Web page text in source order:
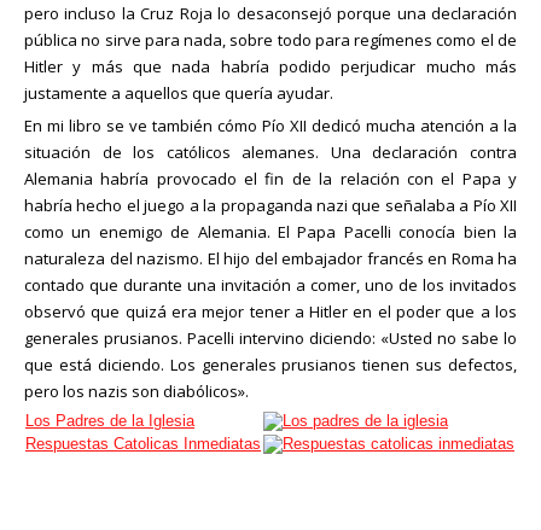
pero incluso la Cruz Roja lo desaconsejó porque una declaración
pública no sirve para nada, sobre todo para regímenes como el de
Hitler y más que nada habría podido perjudicar mucho más
justamente a aquellos que quería ayudar.
En mi libro se ve también cómo Pío XII dedicó mucha atención a la
situación de los católicos alemanes. Una declaración contra
Alemania habría provocado el fin de la relación con el Papa y
habría hecho el juego a la propaganda nazi que señalaba a Pío XII
como un enemigo de Alemania. El Papa Pacelli conocía bien la
naturaleza del nazismo. El hijo del embajador francés en Roma ha
contado que durante una invitación a comer, uno de los invitados
observó que quizá era mejor tener a Hitler en el poder que a los
generales prusianos. Pacelli intervino diciendo: «Usted no sabe lo
que está diciendo. Los generales prusianos tienen sus defectos,
pero los nazis son diabólicos».
Los Padres de la Iglesia
Respuestas Catolicas Inmediatas